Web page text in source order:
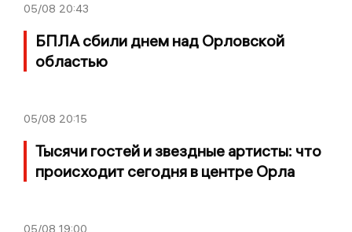
05/08 20:43
БПЛА сбили днем над Орловской
областью
05/08 20:15
Тысячи гостей и звездные артисты: что
происходит сегодня в центре Орла
05/08 19:00